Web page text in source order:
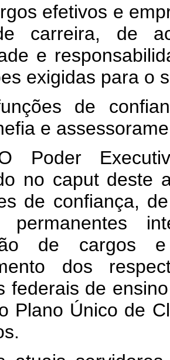
efetivos e
carreira, de
e
exigidas para o
de
e
Poder
no caput deste
de confiança,
permanentes
de cargos
dos
federais de
Plano Único de